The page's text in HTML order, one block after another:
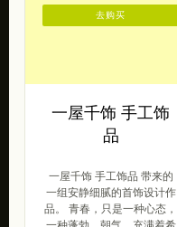
一屋千饰 手工饰
品
一屋千饰 手工饰品 带来的
一组安静细腻的首饰设计作
品。 青春，只是一种心态，
去购买